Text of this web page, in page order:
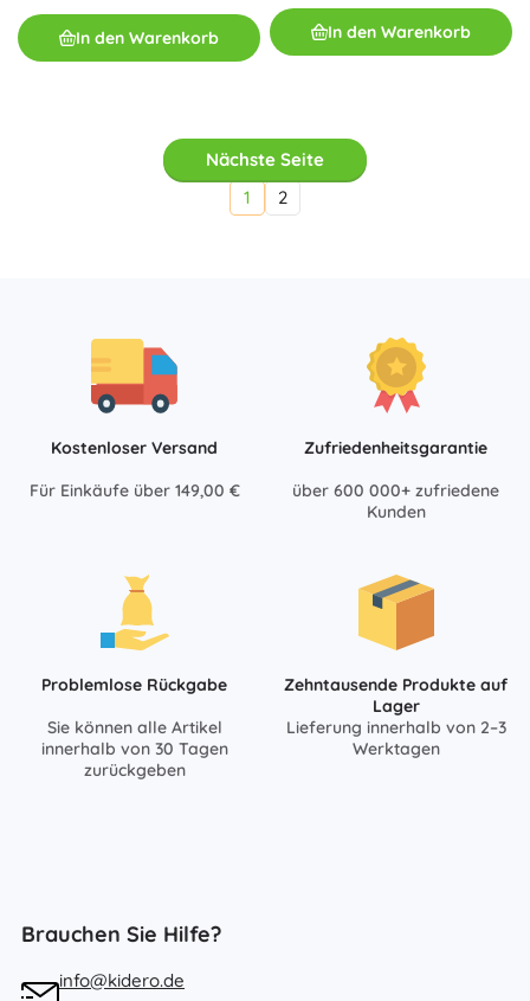
In den Warenkorb In den Warenkorb
Nächste Seite
1
2
Kostenloser Versand
Für Einkäufe über 149,00 €
Zufriedenheitsgarantie
über 600 000+ zufriedene
Kunden
Problemlose Rückgabe
Sie können alle Artikel
innerhalb von 30 Tagen
zurückgeben
Zehntausende Produkte auf
Lager
Lieferung innerhalb von 2–3
Werktagen
Brauchen Sie Hilfe?
info@kidero.de